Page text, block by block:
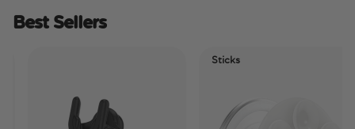
Best Sellers
Sticks